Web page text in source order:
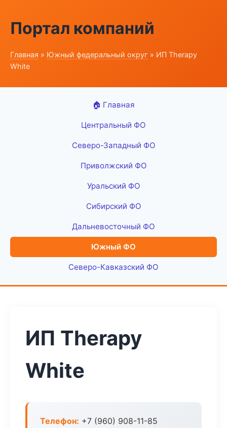
Портал компаний
Главная » Южный федеральный округ » ИП Therapy
White
🏠 Главная
Центральный ФО
Северо-Западный ФО
Приволжский ФО
Уральский ФО
Сибирский ФО
Дальневосточный ФО
Южный ФО
Северо-Кавказский ФО
ИП Therapy
White
Телефон: +7 (960) 908-11-85